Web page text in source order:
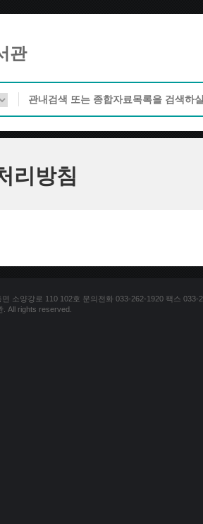
관
리방침
소양강로 110 102호 문의전화 033-262-1920 팩스 033-
All rights reserved.